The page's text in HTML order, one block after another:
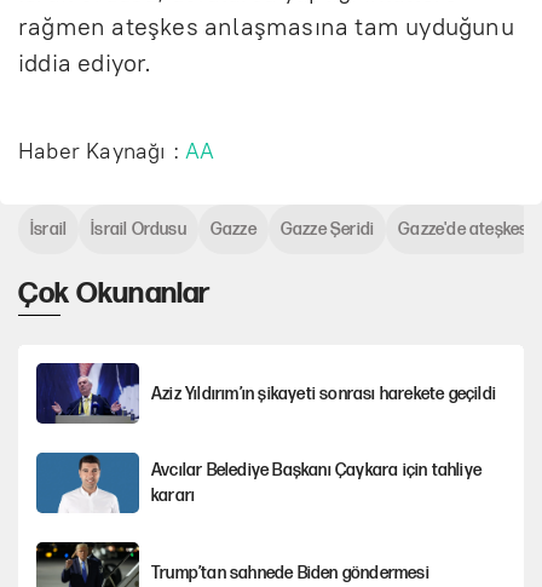
rağmen ateşkes anlaşmasına tam uyduğunu
iddia ediyor.
Haber Kaynağı :AA
Çok Okunanlar
Aziz Yıldırım’ın şikayeti sonrası harekete geçildi
Avcılar Belediye Başkanı Çaykara için tahliye
kararı
Trump’tan sahnede Biden göndermesi
İsrail İsrail Ordusu Gazze Gazze Şeridi Gazze'de ateşkes